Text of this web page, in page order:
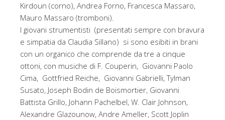
Kirdoun (corno), Andrea Forno, Francesca Massaro,
Mauro Massaro (tromboni).
I giovani strumentisti (presentati sempre con bravura
e simpatia da Claudia Sillano) si sono esibiti in brani
con un organico che comprende da tre a cinque
ottoni, con musiche di F. Couperin, Giovanni Paolo
Cima, Gottfried Reiche, Giovanni Gabrielli, Tylman
Susato, Joseph Bodin de Boismortier, Giovanni
Battista Grillo, Johann Pachelbel, W. Clair Johnson,
Alexandre Glazounow, Andre Ameller, Scott Joplin